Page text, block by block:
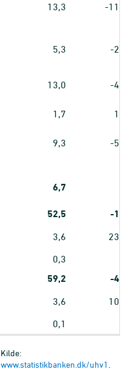
13,3 -
5,3 -
13,0 -
1,7
9,3 -
6,7
52,5 -
3,6
0,3
59,2 -
3,6
0,1
Kilde:
www.statistikbanken.dk/uhv1